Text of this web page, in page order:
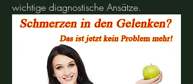
wichtige diagnostische Ansätze.